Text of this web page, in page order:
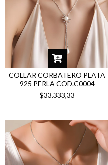
COLLAR CORBATERO PLATA
925 PERLA COD.C0004
$33.333,33